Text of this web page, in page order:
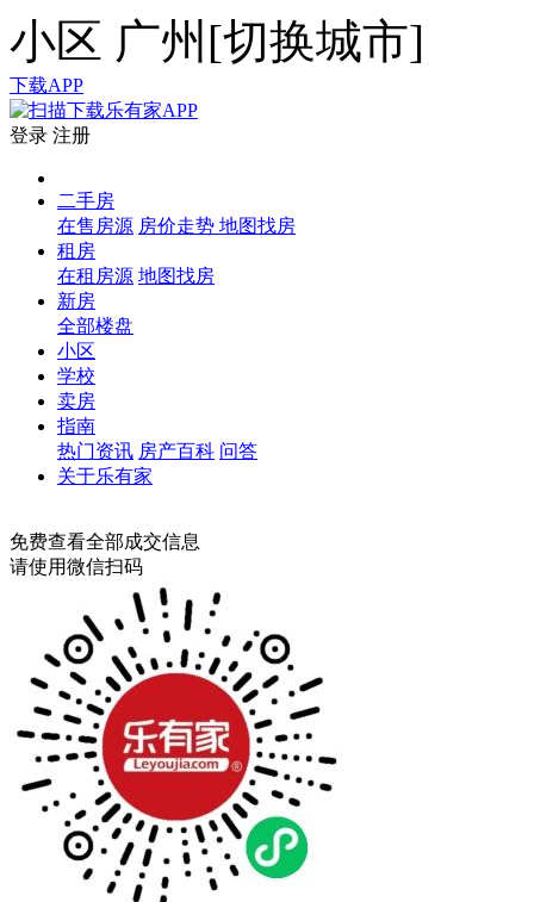
小区 广州[切换城市]
下载APP
登录 注册
二手房
在售房源 房价走势 地图找房
租房
在租房源 地图找房
新房
全部楼盘
小区
学校
卖房
指南
热门资讯 房产百科 问答
关于乐有家
免费查看全部成交信息
请使用微信扫码